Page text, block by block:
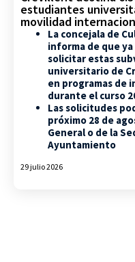
estudiantes
movilidad
La concejala de
informa de que
solicitar estas
universitario de
en programas de
durante el curso
Las solicitudes
próximo 28 de
General o de la
Ayuntamiento
29 julio 2026